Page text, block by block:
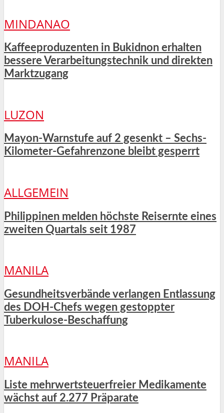
MINDANAO
Kaffeeproduzenten in Bukidnon erhalten
bessere Verarbeitungstechnik und direkten
Marktzugang
LUZON
Mayon-Warnstufe auf 2 gesenkt – Sechs-
Kilometer-Gefahrenzone bleibt gesperrt
ALLGEMEIN
Philippinen melden höchste Reisernte eines
zweiten Quartals seit 1987
MANILA
Gesundheitsverbände verlangen Entlassung
des DOH-Chefs wegen gestoppter
Tuberkulose-Beschaffung
MANILA
Liste mehrwertsteuerfreier Medikamente
wächst auf 2.277 Präparate